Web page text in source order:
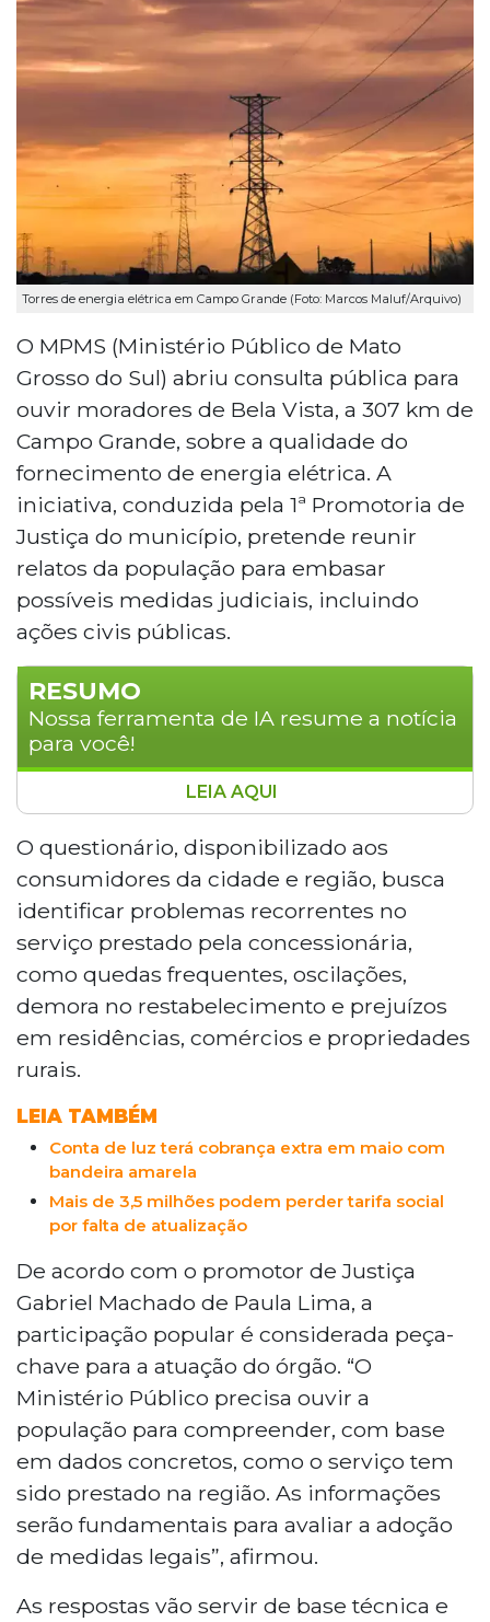
Torres de energia elétrica em Campo Grande (Foto: Marcos Maluf/Arquivo)
O MPMS (Ministério Público de Mato
Grosso do Sul) abriu consulta pública para
ouvir moradores de Bela Vista, a 307 km de
Campo Grande, sobre a qualidade do
fornecimento de energia elétrica. A
iniciativa, conduzida pela 1ª Promotoria de
Justiça do município, pretende reunir
relatos da população para embasar
possíveis medidas judiciais, incluindo
ações civis públicas.
RESUMO
Nossa ferramenta de IA resume a notícia
para você!
O Ministério Público de Mato Grosso do Sul
abriu consulta pública para ouvir moradores
de Bela Vista sobre a qualidade do
fornecimento de energia elétrica. A iniciativa da
1ª Promotoria de Justiça busca relatos sobre
quedas, oscilações e prejuízos para embasar
possíveis ações civis públicas. O promotor
Gabriel Lima destacou que a participação
popular é essencial para avaliar medidas legais
contra a concessionária.
LEIA AQUI
O questionário, disponibilizado aos
consumidores da cidade e região, busca
identificar problemas recorrentes no
serviço prestado pela concessionária,
como quedas frequentes, oscilações,
demora no restabelecimento e prejuízos
em residências, comércios e propriedades
rurais.
LEIA TAMBÉM
Conta de luz terá cobrança extra em maio com
bandeira amarela
Mais de 3,5 milhões podem perder tarifa social
por falta de atualização
De acordo com o promotor de Justiça
Gabriel Machado de Paula Lima, a
participação popular é considerada peça-
chave para a atuação do órgão. “O
Ministério Público precisa ouvir a
população para compreender, com base
em dados concretos, como o serviço tem
sido prestado na região. As informações
serão fundamentais para avaliar a adoção
de medidas legais”, afirmou.
As respostas vão servir de base técnica e